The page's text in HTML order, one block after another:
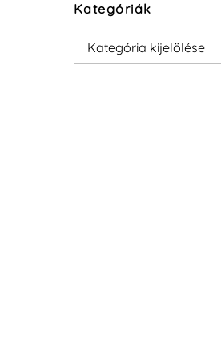
Kategóriák
Kategóriák